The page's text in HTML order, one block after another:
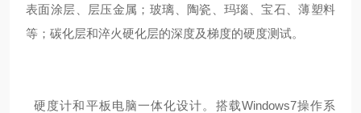
表面涂层、层压金属；玻璃、陶瓷、玛瑙、宝石、薄塑料
等；碳化层和淬火硬化层的深度及梯度的硬度测试。
硬度计和平板电脑一体化设计。搭载Windows7操作系